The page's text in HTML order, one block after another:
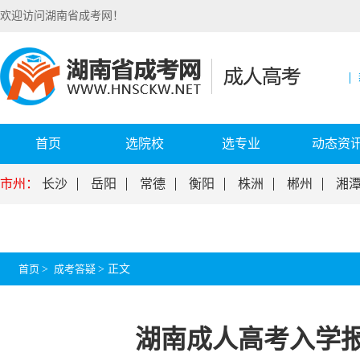
欢迎访问湖南省成考网！
首页 选院校 选专业 动态资
市州： 长沙 岳阳 常德 衡阳 株洲 郴州 湘
首页 > 成考答疑 > 正文
湖南成人高考入学